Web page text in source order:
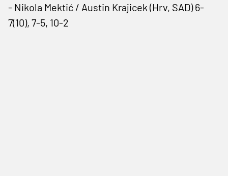
- Nikola Mektić / Austin Krajicek (Hrv, SAD) 6-
7(10), 7-5, 10-2